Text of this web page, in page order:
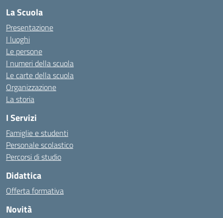
La Scuola
Presentazione
I luoghi
Le persone
I numeri della scuola
Le carte della scuola
Organizzazione
La storia
I Servizi
Famiglie e studenti
Personale scolastico
Percorsi di studio
Didattica
Offerta formativa
Novità